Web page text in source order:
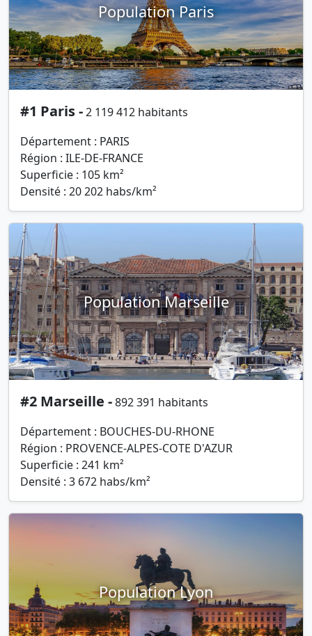
Population Paris
#1 Paris -2 119 412 habitants
Département : PARIS
Région : ILE-DE-FRANCE
Superficie : 105 km²
Densité : 20 202 habs/km²
Population Marseille
#2 Marseille -892 391 habitants
Département : BOUCHES-DU-RHONE
Région : PROVENCE-ALPES-COTE D'AZUR
Superficie : 241 km²
Densité : 3 672 habs/km²
Population Lyon